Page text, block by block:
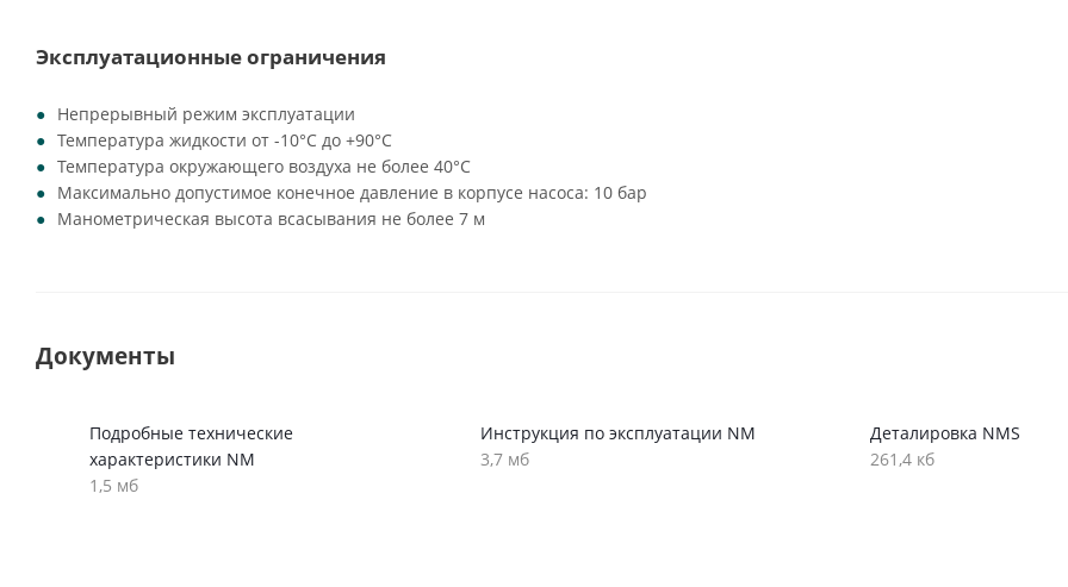
Эксплуатационные ограничения
Непрерывный режим эксплуатации
Температура жидкости от -10°C до +90°C
Температура окружающего воздуха не более 40°C
Максимально допустимое конечное давление в корпусе насоса: 10 бар
Манометрическая высота всасывания не более 7 м
Документы
Подробные технические
характеристики NM
1,5 мб
Инструкция по эксплуатации NM
3,7 мб
Деталировка NMS
261,4 кб